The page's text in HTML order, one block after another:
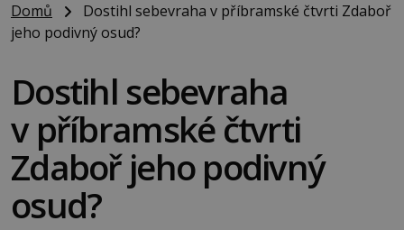
Domů
Dostihl sebevraha v příbramské čtvrti Zdaboř
jeho podivný osud?
Dostihl sebevraha
v příbramské čtvrti
Zdaboř jeho podivný
osud?